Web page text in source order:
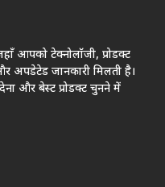
आपको टेक्नोलॉजी, प्रोडक्ट
अपडेटेड जानकारी मिलती है।
और बेस्ट प्रोडक्ट चुनने में